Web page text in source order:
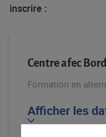
inscrire :
Centre afec
Formation en
Afficher les